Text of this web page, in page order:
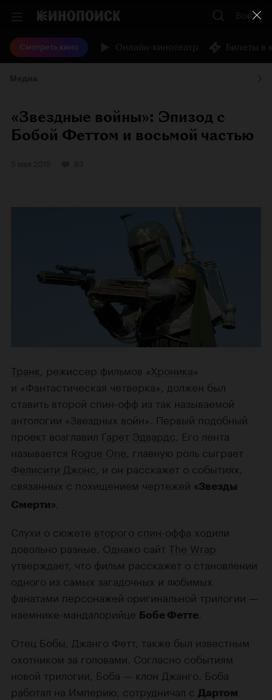
Войти
Смотреть кино
«Звездные войны»: Эпизод с
Бобой Феттом и восьмой частью
Транк , режиссер фильмов «Хроника»
и «Фантастическая четверка», должен был
ставить второй спин-офф из так называемой
антологии «Звездных войн». Первый подобный
проект возглавил Гарет Эдвардс . Его лента
называется Rogue One , главную роль сыграет
Фелисити Джонс , и он расскажет о событиях,
связанных с похищением чертежей «Звезды
Смерти»
Слухи о сюжете второго спин-оффа ходили
довольно разные. Однако сайт The Wrap
утверждает, что фильм расскажет о становлении
одного из самых загадочных и любимых
фанатами персонажей оригинальной трилогии —
наемнике-мандалорийце Бобе Фетте
Отец Бобы, Джанго Фетт, также был известным
охотником за головами. Согласно событиям
новой трилогии, Боба — клон Джанго. Боба
работал на Империю, сотрудничал с Дартом